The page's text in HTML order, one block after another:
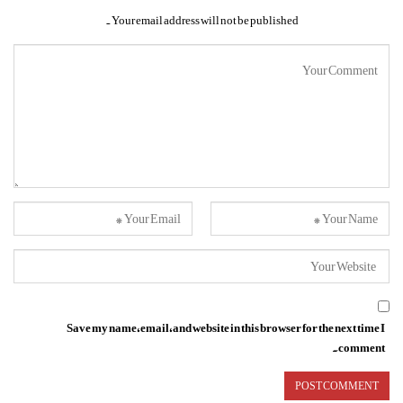
Your email address will not be published.
Save my name, email, and website in this browser for the next time I
comment.